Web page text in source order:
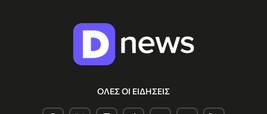
ΟΛΕΣ ΟΙ ΕΙΔΗΣΕΙΣ